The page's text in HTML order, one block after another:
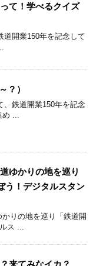
て！学べるクイズ
道開業150年を記念して
？）
、鉄道開業150年を記念
め ...
ゆかりの地を巡り
う！デジタルスタン
りの地を巡り「鉄道開
ス ...